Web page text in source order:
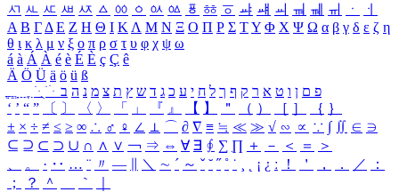
ㅺ ㅻ ㅼ ㅽ ㅾ ㅿ ㆀ ㆁ ㆂ ㆃ ㆄ ㆅ ㆆ ㆇ ㆈ ㆉ ㆊ ㆋ ㆌ ㆍ
ㆎ
Α Β ΓΔ Ε Ζ Η Θ Ι ΚΛ Μ Ν Ξ Ο Π Ρ Σ ΤΥ Φ Χ Ψ Ω α β γ δ ε ζ η
θ ι κ λ μ ν ξ ο π ρ σ τ υ φ χ ψ ω
á à Á À é è É È ç Ç ê
Ä Ö Ü ä ö ü ß
ִֶֹ ֻּ ׁׂ פ ם ן ו ט א ר ק ף ך ל ח י ע כ ג ד ש ץ ת צ מ נ ה ב
‘ ’ “ ” 〔 〕 〈 〉 「 」 『 』 【 】 ＂ （ ） ［ ］ ｛ ｝
± × ÷ ≠ ≤ ≥ ∞ ∴ ♂ ♀ ∠ ⊥ ⌒ ∂ ∇ ≡ ≒ ≪ ≫ √ ∽ ∝ ∵ ∫ ∬ ∈ ∋
⊆ ⊇ ⊂ ⊃ ∪ ∩ ∧ ∨ ￢ ⇒ ⇔ ∀ ∃ ∮ ∑ ∏ ＋ － ＜ ＝
＞
、
。 · ‥ … ¨ 〃 ― ＼ ∼ ´ ～ ˇ ˘ ˝ ˚ ˙ ¸ ¡ ¿ ː ！ ＇ ， ． ／
：
；
？ ＾ ｀